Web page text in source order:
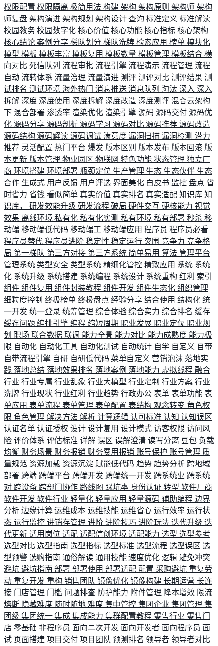
权限配置 权限隔离 极简用法 构建 架构 架构原则 架构师 架构
师复盘 架构演进 架构规划 架构设计 查询 标准定义 标准解读
校园教务 校园数字化 核心价值 核心功能 核心指标 核心架构
核心结论 案例分享 梯队划分 梯队洗牌 检索应用 榜单 模块化
模型 模板 模板丰富 模板复用 模板数量 模板管理 模板结合 横
向对比 死信队列 流程审批 流程引擎 流程演示 流程管理 流程
自动 流转体系 流量治理 流量演进 测评 测评对比 测评结果 测
试排名 测试环境 海外热门 消息推送 消息队列 淘汰 深入 深入
拆解 深度 深度使用 深度拆解 深度改造 深度测评 混合云架构
下 混合部署 渗透率 渲染优化 渲染引擎 源码 源码交付 源码优
化 源码分享 源码剖析 源码学习 源码对比 源码推荐 源码改造
源码结构 源码解读 源码调试 满意度 漏洞扫描 漏洞检测 潜力
推荐 灵活配置 热门平台 爆发 版本区别 版本发布 版本回滚 版
本更新 版本管理 物业园区 物联网 特色功能 状态管理 独立厂
商 环境搭建 环境部署 瓶颈定位 生产管理 生态 生态伙伴 生态
合作 生成式 用户反馈 用户评选 界面美化 白皮书 监控 盘点 省
时省力 省钱 看似简单 真实价值 真实排名 真实适配 知识库 知
识库， 研发效能升级 研发流程 破局 硬件交互 硬核能力 视觉
效果 离线环境 私有化 私有化实测 私有环境 私有部署 秒杀 移
动端 移动端低代码 移动端工 移动端应用 程序员 程序员必看
程序员替代 程序员进阶 稳定性 稳定运行 突围 竞争力 竞争格
局 第一梯队 第三方对接 第三方系统 简单易用 算法 管理平台
管理系统 类型安全 类型系统 精细化管控 精致应用 系统 系统
化 系统升级 系统搭建 系统编程 系统设计 系统重构 红利 索引
组件 组件复用 组件封装教程 组件开发 组件生态化 组织管理
细粒度控制 终极榜单 终极盘点 经验分享 结合使用 结构化 统
一开发 统一登录 统筹管理 综合体验 综合实力 综合排名 缓存
缓存问题 编排引擎 编程 缩短周期 职业发展 职业定位 职业规
划 职场 联合数据 联调 能力全景 能力对比 能力成熟度 能力极
限 自动化 自动化工具 自动化测试 自动统计 自学 自定义 自带
自带流程引擎 自研 自研低代码 菜单自定义 营销泡沫 落地实
践 落地总结 落地效果排名 落地案例 落地能力 虚拟线程 融合
行业 行业专属 行业乱象 行业大模型 行业定制 行业方案 行业
洗牌 行业现状 行业红利 行业趋势 行政办公 表单 表单功能 表
单应用 表单流程 表单管理 表单配置 表结构 观念转变 角色权
限 角色管理 解决方法 解析 计算逻辑 认可标准 认知 认知误区
认证名单 认证授权 设计 设计复用 设计模式 访客权限 访问风
险 评价体系 评估标准 详解 误区 误解澄清 读写分离 豆包 负载
均衡 财务场景 财务报销 财务费用报销 账号保护 账号管理 质
量规范 资源加载 资源沉淀 赋能低代码 趋势 趋势分析 跨地域
部署 跨端 跨端平台 跨端开发 跨端统一开发 跨系统业 跨系统
对 跨设备 跨部门协作 路线图 踩坑率 身份认证 转型 软件厂商
软件开发 软件行业 轻量化 轻量应用 轻量源码 辅助编程 边界
分析 边缘计算 运维成本 运维技能 运维省心 运行效率 运行状
态 运行监控 进销存管理 进阶 进阶技巧 进阶玩法 迭代升级 迭
代更新 适用岗位 适配 适配信创环境 适配能力 选型 选型参考
选型对比 选型指南 选型指标 选型标准 选型流程 选型误区 选
型预警 选购指南 通俗解读 通用技能 速度优化 逻辑 避免冲突
避坑 避坑指南 部署 部署使用 部署适配 配置 采购避坑 重复劳
动 重复开发 重构 销售团队 镜像优化 镜像构建 长期运营 长连
接 门店管理 门槛 问题排查 防护能力 附件管理 降本增效 限流
熔断 隐藏难度 随时随地 难度 集中管控 集团企业 集团管理 集
团级 集团统一 集成 集成能力 集群配置教程 零售行业 零售门
店 零基础 非程序员 面向二次开发 面向开发者 面向程序员 面
试 页面搭建 项目交付 项目团队 预测排名 领导者 领导者对比